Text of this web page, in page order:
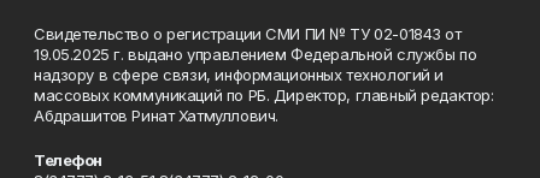
Свидетельство о регистрации СМИ ПИ № ТУ 02-01843 от
19.05.2025 г. выдано управлением Федеральной службы по
надзору в сфере связи, информационных технологий и
массовых коммуникаций по РБ. Директор, главный редактор:
Абдрашитов Ринат Хатмуллович.
Телефон